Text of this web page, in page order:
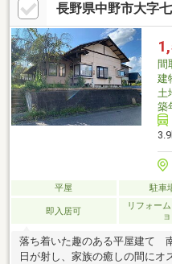
長野県中野市大字
間
建
土
築
平屋 駐車
即入居可
リフォー
落ち着いた趣のある平屋建て
日が射し、家族の癒しの間にオ